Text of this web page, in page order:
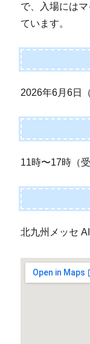
で、入場には
ています。
2026年6月6日（
11時〜17時（
北九州メッセ